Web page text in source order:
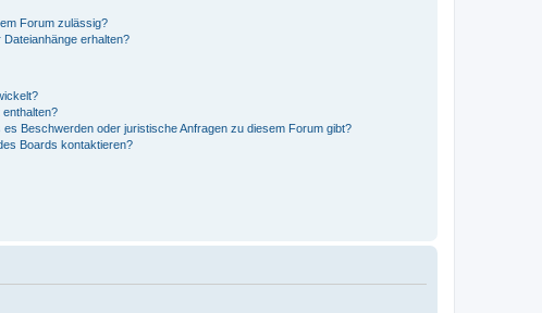
Forum zulässig?
erhalten?
Beschwerden oder juristische Anfragen zu diesem Forum gibt?
Boards kontaktieren?